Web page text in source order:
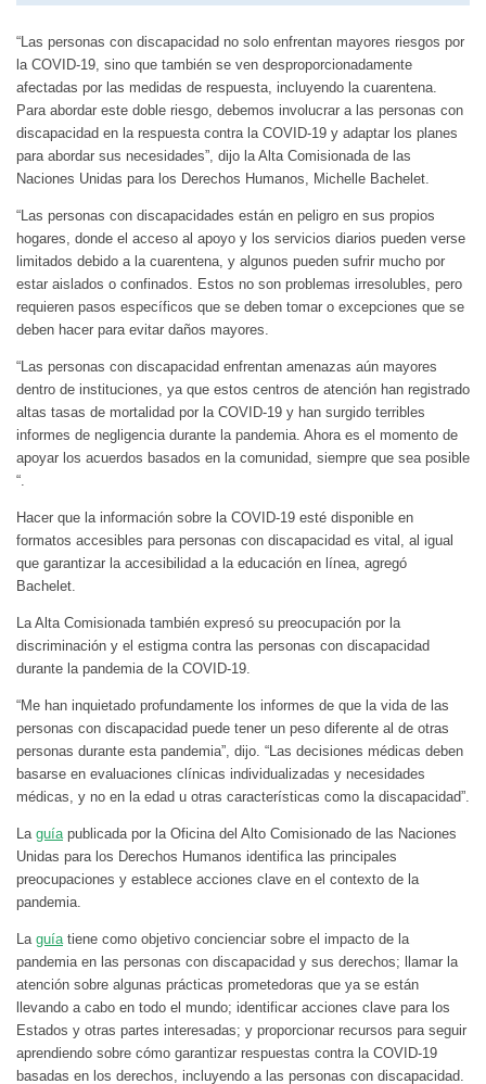
“Las personas con discapacidad no solo enfrentan mayores riesgos por
la COVID-19, sino que también se ven desproporcionadamente
afectadas por las medidas de respuesta, incluyendo la cuarentena.
Para abordar este doble riesgo, debemos involucrar a las personas con
discapacidad en la respuesta contra la COVID-19 y adaptar los planes
para abordar sus necesidades”, dijo la Alta Comisionada de las
Naciones Unidas para los Derechos Humanos, Michelle Bachelet.
“Las personas con discapacidades están en peligro en sus propios
hogares, donde el acceso al apoyo y los servicios diarios pueden verse
limitados debido a la cuarentena, y algunos pueden sufrir mucho por
estar aislados o confinados. Estos no son problemas irresolubles, pero
requieren pasos específicos que se deben tomar o excepciones que se
deben hacer para evitar daños mayores.
“Las personas con discapacidad enfrentan amenazas aún mayores
dentro de instituciones, ya que estos centros de atención han registrado
altas tasas de mortalidad por la COVID-19 y han surgido terribles
informes de negligencia durante la pandemia. Ahora es el momento de
apoyar los acuerdos basados ​​en la comunidad, siempre que sea posible
“.
Hacer que la información sobre la COVID-19 esté disponible en
formatos accesibles para personas con discapacidad es vital, al igual
que garantizar la accesibilidad a la educación en línea, agregó
Bachelet.
La Alta Comisionada también expresó su preocupación por la
discriminación y el estigma contra las personas con discapacidad
durante la pandemia de la COVID-19.
“Me han inquietado profundamente los informes de que la vida de las
personas con discapacidad puede tener un peso diferente al de otras
personas durante esta pandemia”, dijo. “Las decisiones médicas deben
basarse en evaluaciones clínicas individualizadas y necesidades
médicas, y no en la edad u otras características como la discapacidad”.
La guíapublicada por la Oficina del Alto Comisionado de las Naciones
Unidas para los Derechos Humanos identifica las principales
preocupaciones y establece acciones clave en el contexto de la
pandemia.
La guíatiene como objetivo concienciar sobre el impacto de la
pandemia en las personas con discapacidad y sus derechos; llamar la
atención sobre algunas prácticas prometedoras que ya se están
llevando a cabo en todo el mundo; identificar acciones clave para los
Estados y otras partes interesadas; y proporcionar recursos para seguir
aprendiendo sobre cómo garantizar respuestas contra la COVID-19
basadas en los derechos, incluyendo a las personas con discapacidad.